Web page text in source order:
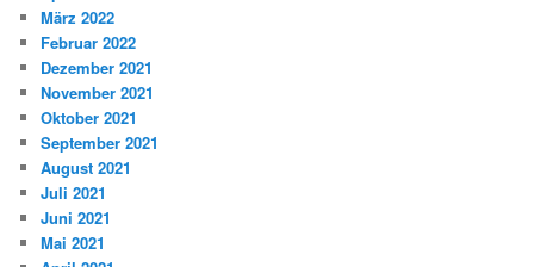
März 2022
Februar 2022
Dezember 2021
November 2021
Oktober 2021
September 2021
August 2021
Juli 2021
Juni 2021
Mai 2021